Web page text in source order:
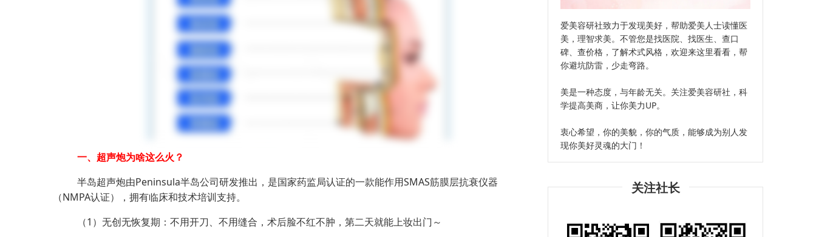
一、超声炮为啥这么火？
半岛超声炮由Peninsula半岛公司研发推出，是国家药监局认证的一款能作用SMAS筋膜层抗衰仪器
（NMPA认证）
，拥有临床和技术培训支持。
（1 ） 无创无恢复期：不用开刀、不用缝合，术后脸不红不肿，第二天就能上妆出门～
爱美容研社致力于发现美好，帮助爱美人士读懂医
美，理智求美。不管您是找医院、找医生、查口
碑、查价格，了解术式风格，欢迎来这里看看，帮
你避坑防雷，少走弯路。
美是一种态度，与年龄无关。关注爱美容研社，科
学提高美商，让你美力UP。
衷心希望，你的美貌，你的气质，能够成为别人发
现你美好灵魂的大门！
关注社长